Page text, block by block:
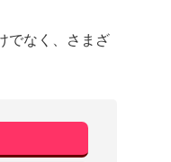
でなく、さまざ